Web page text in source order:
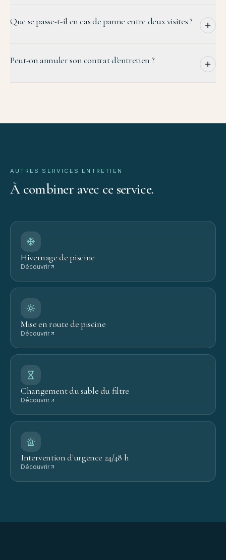
Que se passe-t-il en cas de panne entre deux visites ?
Peut-on annuler son contrat d'entretien ?
AUTRES SERVICES ENTRETIEN
À combiner avec ce service.
Hivernage de piscine
Découvrir
Mise en route de piscine
Découvrir
Changement du sable du filtre
Découvrir
Intervention d'urgence 24/48 h
Découvrir